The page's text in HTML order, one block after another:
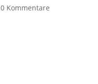
0 Kommentare